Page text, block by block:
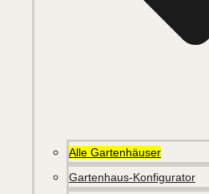
Alle Gartenhäuser
Gartenhaus-Konfigurator